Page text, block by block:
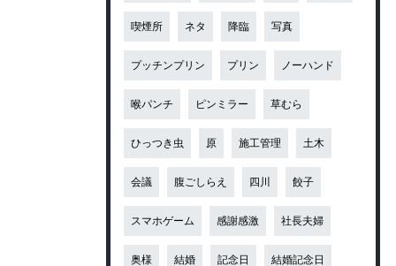
喫煙所 ネタ 降臨 写真
プッチンプリン プリン ノーハンド
喉パンチ ピンミラー 草むら
ひっつき虫 原 施工管理 土木
会議 腹ごしらえ 四川 餃子
スマホゲーム 感謝感激 社長夫婦
奥様 結婚 記念日 結婚記念日